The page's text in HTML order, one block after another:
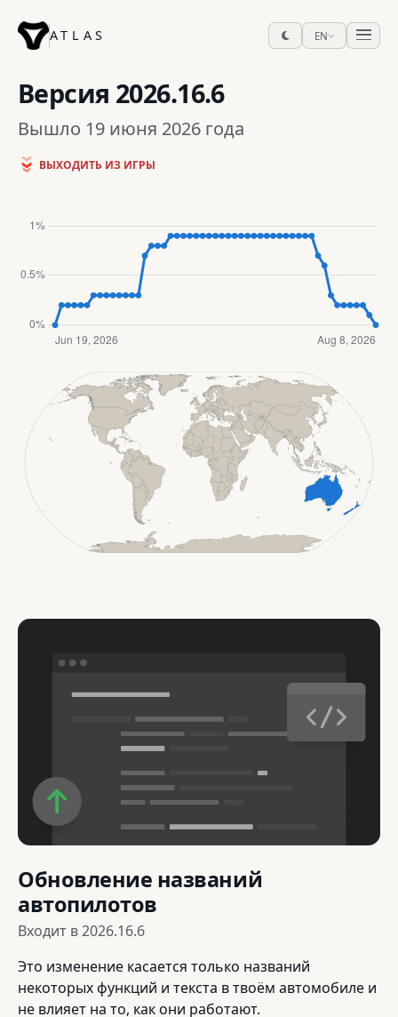
ATLAS EN
Версия 2026.16.6
Вышло 19 июня 2026 года
ВЫХОДИТЬ ИЗ ИГРЫ
Обновление названий
автопилотов
Входит в2026.16.6
Это изменение касается только названий
некоторых функций и текста в твоём автомобиле и
не влияет на то, как они работают.